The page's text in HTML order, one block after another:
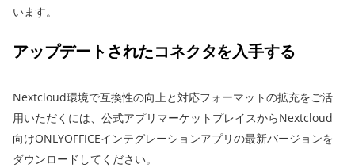
います。
アップデートされたコネクタを入手する
Nextcloud環境で互換性の向上と対応フォーマットの拡充をご活
用いただくには、公式アプリマーケットプレイスからNextcloud
向けONLYOFFICEインテグレーションアプリの最新バージョンを
ダウンロードしてください。